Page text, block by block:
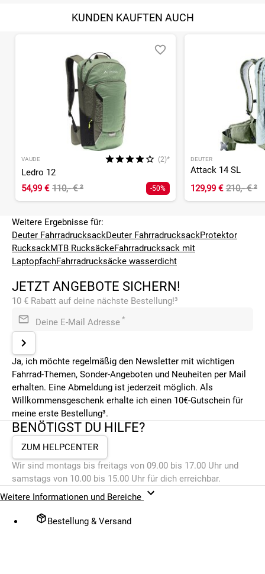
KUNDEN KAUFTEN AUCH
VAUDE (2)*
Ledro 12
54,99 € 110,- €² -50%
DEUTER
Attack 14 SL
129,99 € 210,- €²
Weitere Ergebnisse für:
Deuter FahrradrucksackDeuter FahrradrucksackProtektor
RucksackMTB RucksäckeFahrradrucksack mit
LaptopfachFahrradrucksäcke wasserdicht
JETZT ANGEBOTE SICHERN!
10 € Rabatt auf deine nächste Bestellung!³
Deine E-Mail Adresse *
Ja, ich möchte regelmäßig den Newsletter mit wichtigen
Fahrrad-Themen, Sonder-Angeboten und Neuheiten per Mail
erhalten. Eine Abmeldung ist jederzeit möglich. Als
Willkommensgeschenk erhalte ich einen 10€-Gutschein für
meine erste Bestellung³.
BENÖTIGST DU HILFE?
ZUM HELPCENTER
Wir sind montags bis freitags von 09.00 bis 17.00 Uhr und
samstags von 10.00 bis 15.00 Uhr für dich erreichbar.
Weitere Informationen und Bereiche
Bestellung & Versand